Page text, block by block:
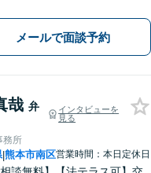
できるとしてどういった解決
かご提案します。
メールで面談予約
哉 弁
インタビューを
見る
務所
|熊本市南区営業時間：本日定休日